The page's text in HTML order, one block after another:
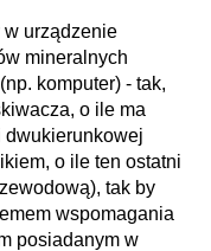
urządzenie
mineralnych
komputer) - tak,
o ile ma
dwukierunkowej
o ile ten ostatni
tak by
wspomagania
posiadanym w